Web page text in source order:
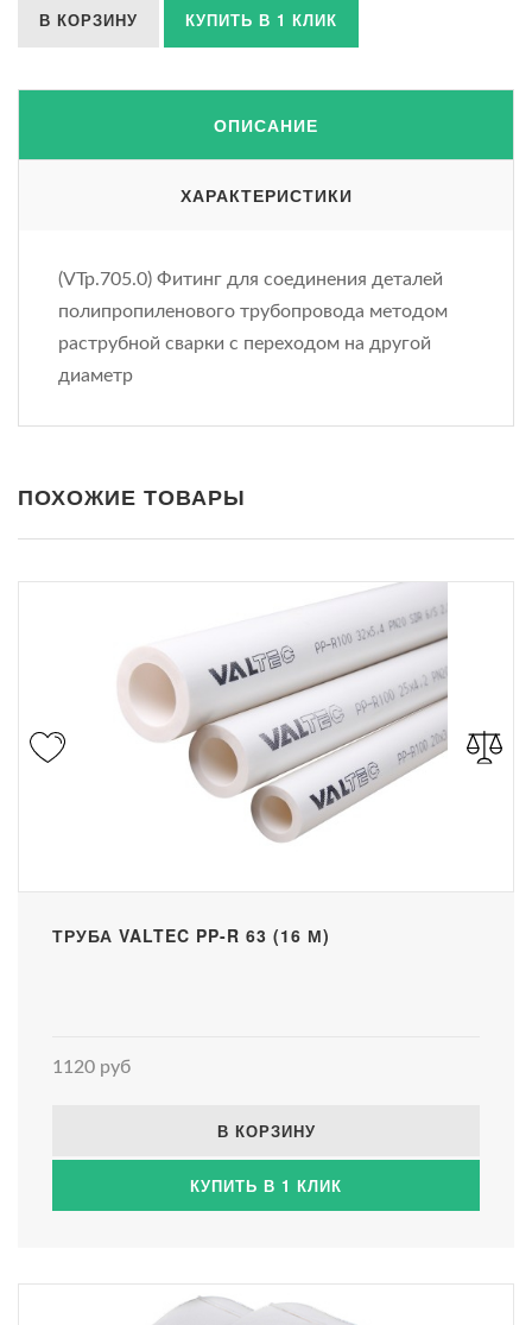
В КОРЗИНУ КУПИТЬ В 1 КЛИК
ОПИСАНИЕ
ХАРАКТЕРИСТИКИ
(VTp.705.0) Фитинг для соединения деталей
полипропиленового трубопровода методом
раструбной сварки с переходом на другой
диаметр
ПОХОЖИЕ ТОВАРЫ
ТРУБА VALTEC PP-R 63 (16 М)
1120 руб
В КОРЗИНУ
КУПИТЬ В 1 КЛИК